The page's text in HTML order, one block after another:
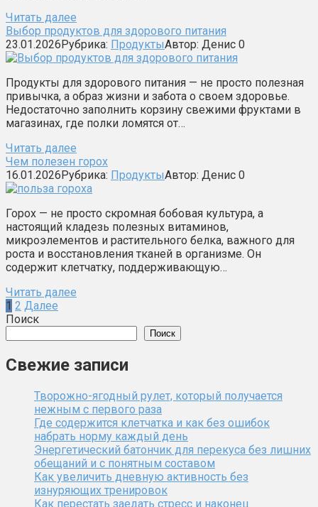
Читать далее
Выбор продуктов для здорового питания
23.01.2026Рубрика: ПродуктыАвтор: Денис 0
Продукты для здорового питания — не просто полезная
привычка, а образ жизни и забота о своем здоровье.
Недостаточно заполнить корзину свежими фруктами в
магазинах, где полки ломятся от…
Читать далее
Чем полезен горох
16.01.2026Рубрика: ПродуктыАвтор: Денис 0
Горох — не просто скромная бобовая культура, а
настоящий кладезь полезных витаминов,
микроэлементов и растительного белка, важного для
роста и восстановления тканей в организме. Он
содержит клетчатку, поддерживающую…
Читать далее
Пагинация
записей
1 2 Далее
Поиск
Поиск
Свежие записи
Творожно-ягодный рулет, который получается
нежным с первого раза
Где содержится клетчатка и как без ошибок
набрать норму каждый день
Энергетический батончик для перекуса без лишних
обещаний и с понятным составом
Как увеличить дневную активность без
изнуряющих тренировок
Как перестать заедать стресс и наконец